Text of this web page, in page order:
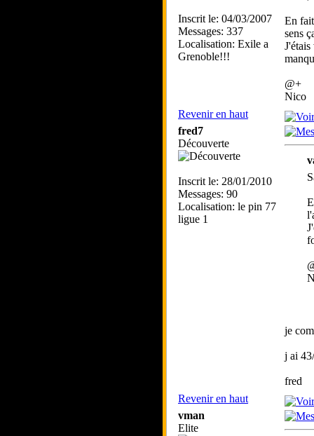
Inscrit le: 04/03/2007
Messages: 337
Localisation: Exile a
Grenoble!!!
En
sens
@+
Nico
Revenir en haut
fred7
Découverte
Inscrit le: 28/01/2010
Messages: 90
Localisation: le pin 77
ligue 1
je
j ai
fred
Revenir en haut
vman
Elite